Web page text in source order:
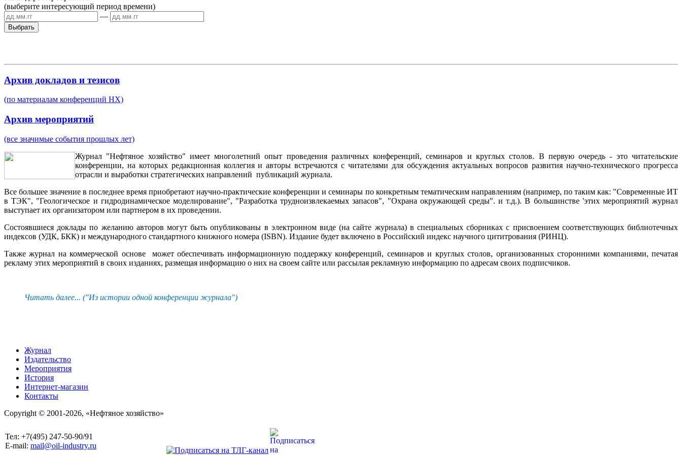
(выберите интересующий период времени)
—
Архив докладов и тезисов
(по материалам конференций НХ)
Архив мероприятий
(все значимые события прошлых лет)
Журнал "Нефтяное хозяйство" имеет многолетний опыт проведения различных конференций, семинаров и круглых столов. В первую очередь - это читательские
конференции, на которых редакционная коллегия и авторы встречаются с читателями для обсуждения актуальных вопросов развития научно-технического прогресса
отрасли и выработки стратегических направлений публикаций журнала.
Все большее значение в последнее время приобретают научно-практические конференции и семинары по конкретным тематическим направлениям (например, по таким как: "Современные ИТ
в ТЭК", "Геологическое и гидродинамическое моделирование", "Разработка трудноизвлекаемых запасов", "Охрана окружающей среды". и т.д.). В большинстве 'этих мероприятий журнал
выступает их организатором или партнером в их проведении.
Состоявшиеся доклады по желанию авторов могут быть опубликованы в электронном виде (на сайте журнала) в специальных сборниках с присвоением соответствующих библиотечных
индексов (УДК, БКК) и международного стандартного книжного номера (ISBN). Издание будет включено в Российский индекс научного цититрования (РИНЦ).
Также журнал на коммерческой основе может обеспечивать информационную поддержку конференций, семинаров и круглых столов, организованных сторонними компаниями, печатая
рекламу этих мероприятий в своих изданиях, размещая информацию о них на своем сайте или рассылая рекламную информацию по адресам своих подписчиков.
Читать далее... ("Из истории одной конференции журнала")
Журнал
Издательство
Мероприятия
История
Интернет-магазин
Контакты
Copyright © 2001-2026, «Нефтяное хозяйство»
Тел: +7(495) 247-50-90/91
E-mail: mail@oil-industry.ru